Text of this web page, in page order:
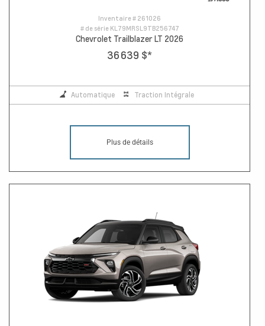
Inventaire # 261026
# de série KL79MRSL9TB256747
Chevrolet Trailblazer LT 2026
36 639 $*
Automatique Traction Intégrale
Plus de détails